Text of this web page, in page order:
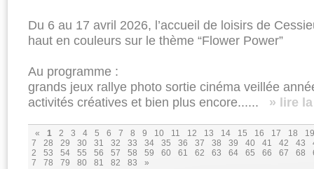
Du 6 au 17 avril 2026, l’accueil de loisirs de
haut en couleurs sur le thème “Flower Power”
Au programme :
grands jeux rallye photo sortie cinéma veillée
activités créatives et bien plus encore......
» lire
« 1 2 3 4 5 6 7 8 9 10 11 12 13 14 15 16 17 18
19
7
28 29 30 31 32 33 34 35 36 37 38 39 40 41 42 43
2
53 54 55 56 57 58 59 60 61 62 63 64 65 66 67 68
7
78 79 80 81 82 83 »